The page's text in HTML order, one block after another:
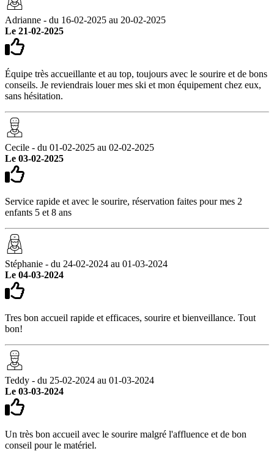
Adrianne - du 16-02-2025 au 20-02-2025
Le 21-02-2025
Équipe très accueillante et au top, toujours avec le sourire et de bons
conseils. Je reviendrais louer mes ski et mon équipement chez eux,
sans hésitation.
Cecile - du 01-02-2025 au 02-02-2025
Le 03-02-2025
Service rapide et avec le sourire, réservation faites pour mes 2
enfants 5 et 8 ans
Stéphanie - du 24-02-2024 au 01-03-2024
Le 04-03-2024
Tres bon accueil rapide et efficaces, sourire et bienveillance. Tout
bon!
Teddy - du 25-02-2024 au 01-03-2024
Le 03-03-2024
Un très bon accueil avec le sourire malgré l'affluence et de bon
conseil pour le matériel.